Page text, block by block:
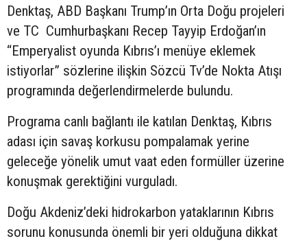
Denktaş, ABD Başkanı Trump’ın Orta Doğu projeleri
ve TC Cumhurbaşkanı Recep Tayyip Erdoğan’ın
“Emperyalist oyunda Kıbrıs’ı menüye eklemek
istiyorlar” sözlerine ilişkin Sözcü Tv’de Nokta Atışı
programında değerlendirmelerde bulundu.
Programa canlı bağlantı ile katılan Denktaş, Kıbrıs
adası için savaş korkusu pompalamak yerine
geleceğe yönelik umut vaat eden formüller üzerine
konuşmak gerektiğini vurguladı.
Doğu Akdeniz’deki hidrokarbon yataklarının Kıbrıs
sorunu konusunda önemli bir yeri olduğuna dikkat